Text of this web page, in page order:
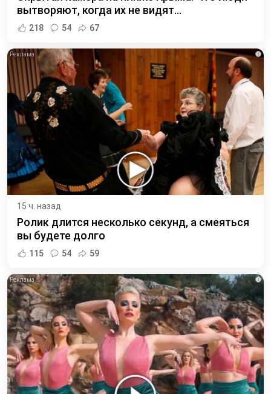
вытворяют, когда их не видят...
218 54 67
i
15 ч. назад
Ролик длится несколько секунд, а смеяться
вы будете долго
115 54 59
i